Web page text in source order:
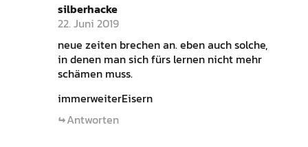
silberhacke
22. Juni 2019
neue zeiten brechen an. eben auch solche,
in denen man sich fürs lernen nicht mehr
schämen muss.
immerweiterEisern
Antworten